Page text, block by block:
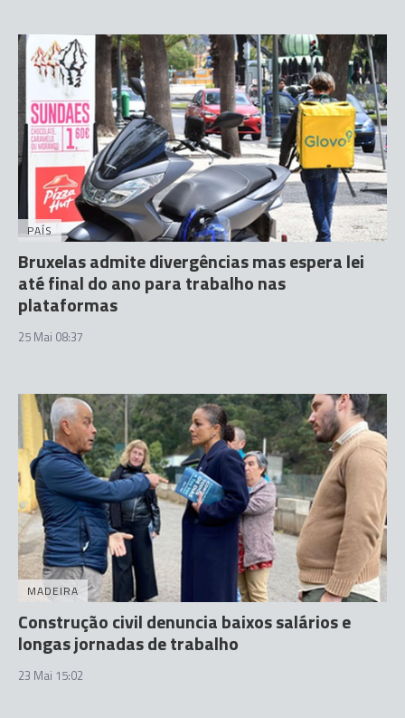
PAÍS
Bruxelas admite divergências mas espera lei
até final do ano para trabalho nas
plataformas
25 Mai 08:37
MADEIRA
Construção civil denuncia baixos salários e
longas jornadas de trabalho
23 Mai 15:02